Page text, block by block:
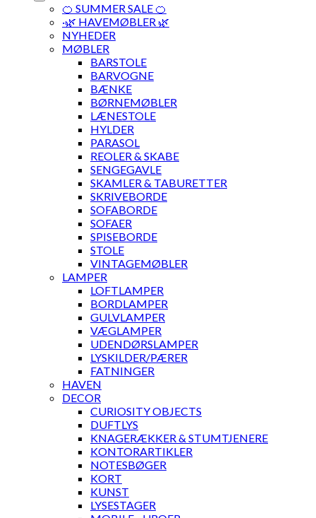
🍊 SUMMER SALE 🍊
·🌿 HAVEMØBLER 🌿
NYHEDER
MØBLER
BARSTOLE
BARVOGNE
BÆNKE
BØRNEMØBLER
LÆNESTOLE
HYLDER
PARASOL
REOLER & SKABE
SENGEGAVLE
SKAMLER & TABURETTER
SKRIVEBORDE
SOFABORDE
SOFAER
SPISEBORDE
STOLE
VINTAGEMØBLER
LAMPER
LOFTLAMPER
BORDLAMPER
GULVLAMPER
VÆGLAMPER
UDENDØRSLAMPER
LYSKILDER/PÆRER
FATNINGER
HAVEN
DECOR
CURIOSITY OBJECTS
DUFTLYS
KNAGERÆKKER & STUMTJENERE
KONTORARTIKLER
NOTESBØGER
KORT
KUNST
LYSESTAGER